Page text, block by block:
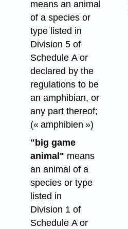
means an animal
of a species or
type listed in
Division 5 of
Schedule A or
declared by the
regulations to be
an amphibian, or
any part thereof;
(« amphibien »)
"big game
animal" means
an animal of a
species or type
listed in
Division 1 of
Schedule A or